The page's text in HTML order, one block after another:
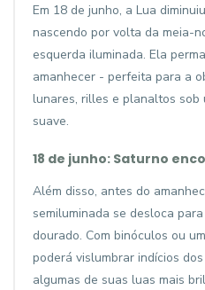
Em 18 de junho, a Lua
nascendo por volta da meia-
esquerda iluminada. Ela
amanhecer - perfeita para a
lunares, rilles e planaltos sob
suave.
18 de junho: Saturno
Além disso, antes do
semiluminada se desloca
dourado. Com binóculos ou
poderá vislumbrar indícios
algumas de suas luas mais